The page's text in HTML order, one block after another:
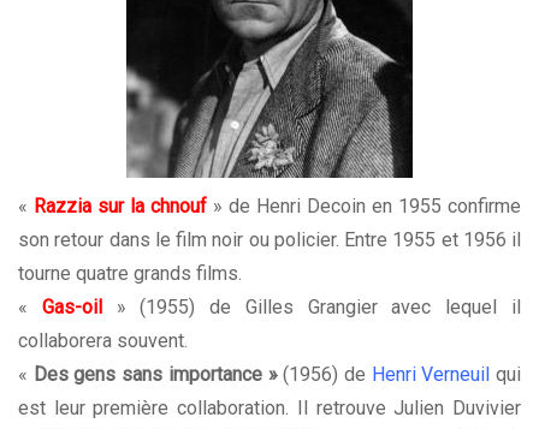
« Razzia sur la chnouf » de Henri Decoin en 1955 confirme
son retour dans le film noir ou policier. Entre 1955 et 1956 il
tourne quatre grands films.
« Gas-oil
» (1955) de Gilles Grangier avec lequel il
collaborera souvent.
« Des gens sans importance »(1956) de Henri Verneuil qui
est leur première collaboration. Il retrouve Julien Duvivier